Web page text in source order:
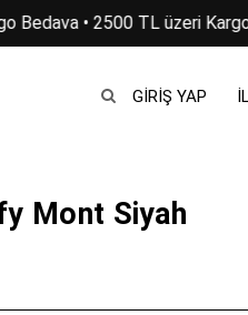
• 2500 TL üzeri
GIRIŞ YAP
Mont Siyah